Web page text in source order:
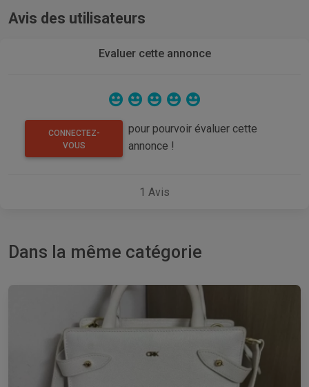
Avis des utilisateurs
Evaluer cette annonce
CONNECTEZ-
VOUS
pour pourvoir évaluer cette
annonce !
1 Avis
Dans la même catégorie